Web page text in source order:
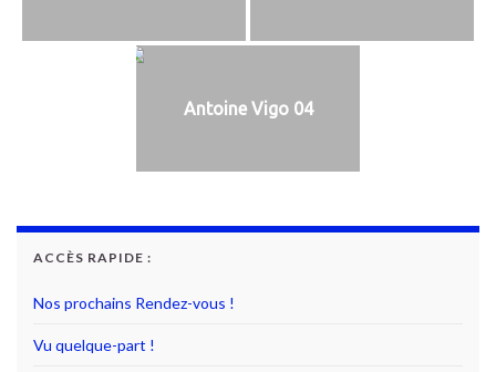
Antoine Vigo 04
ACCÈS RAPIDE :
Nos prochains Rendez-vous !
Vu quelque-part !